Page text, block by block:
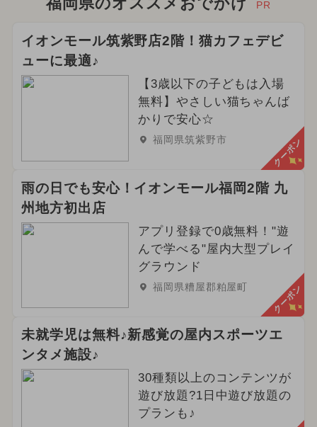
福岡県のオススメおでかけ PR
イオンモール筑紫野店2階！猫カフェデビ
ューに最適♪
【3歳以下の子どもは入場
無料】やさしい猫ちゃんば
かりで安心☆
福岡県筑紫野市 クーポン
雨の日でも安心！イオンモール福岡2階 九
州地方初出店
アプリ登録で0歳無料！"遊
んで学べる"屋内大型プレイ
グラウンド
福岡県糟屋郡粕屋町 クーポン
未就学児は無料♪新感覚の屋内スポーツエ
ンタメ施設♪
30種類以上のコンテンツが
遊び放題?1日中遊び放題の
プランも♪